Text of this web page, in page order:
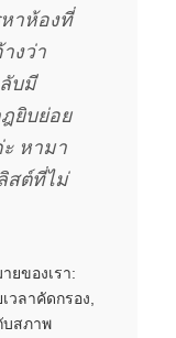
าห้องที่
งว่า
บมี
ยิบย่อย
ะ หามา
สต์ที่ไม่
ยของเรา:
วลาคัดกรอง,
บสภาพ